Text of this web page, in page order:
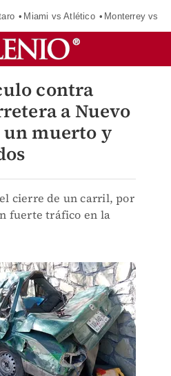
Miami vs Atlético Monterrey vs
contra
a Nuevo
un muerto y
cierre de un carril, por
fuerte tráfico en la